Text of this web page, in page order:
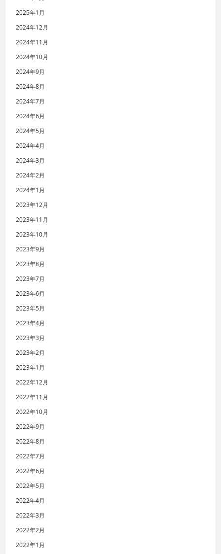
2025年1月
2024年12月
2024年11月
2024年10月
2024年9月
2024年8月
2024年7月
2024年6月
2024年5月
2024年4月
2024年3月
2024年2月
2024年1月
2023年12月
2023年11月
2023年10月
2023年9月
2023年8月
2023年7月
2023年6月
2023年5月
2023年4月
2023年3月
2023年2月
2023年1月
2022年12月
2022年11月
2022年10月
2022年9月
2022年8月
2022年7月
2022年6月
2022年5月
2022年4月
2022年3月
2022年2月
2022年1月